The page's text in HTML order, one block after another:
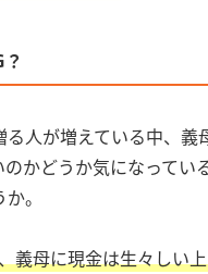
る人が増えている中、義
かどうか気になってい
。
義母に現金は生々しい